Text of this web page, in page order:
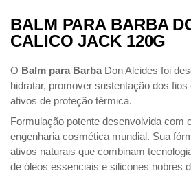
BALM PARA BARBA
CALICO JACK 120G
O Balm para Barba Don Alcides foi
hidratar, promover sustentação dos
ativos de proteção térmica.
Formulação potente desenvolvida com
engenharia cosmética mundial. Sua
ativos naturais que combinam
de óleos essenciais e silicones nobres